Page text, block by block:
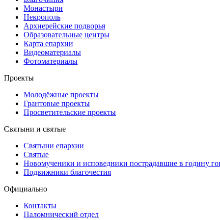
Монастыри
Некрополь
Архиерейские подворья
Образовательные центры
Карта епархии
Видеоматериалы
Фотоматериалы
Проекты
Молодёжные проекты
Грантовые проекты
Просветительские проекты
Святыни и святые
Святыни епархии
Святые
Новомученики и исповедники пострадавшие в годину
Подвижники благочестия
Официально
Контакты
Паломнический отдел